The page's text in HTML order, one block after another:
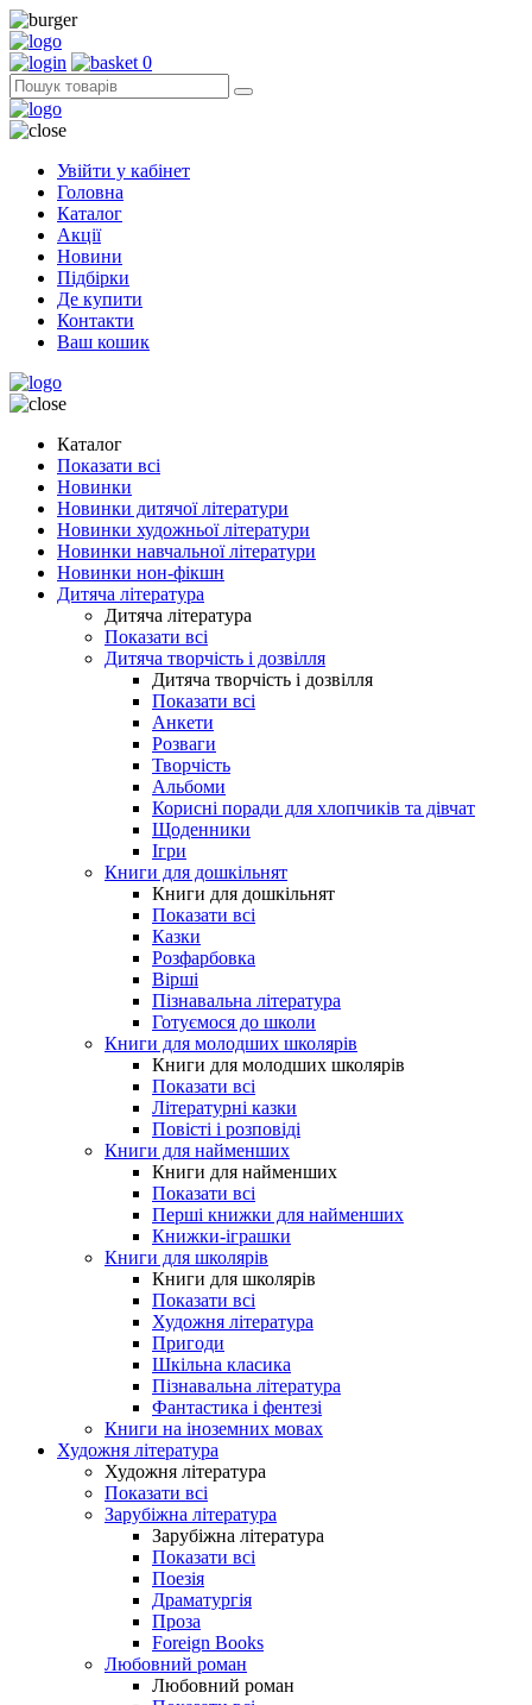
0
Увійти у кабінет
Головна
Каталог
Акції
Новини
Підбірки
Де купити
Контакти
Ваш кошик
Каталог
Показати всі
Новинки
Новинки дитячої літератури
Новинки художньої літератури
Новинки навчальної літератури
Новинки нон-фікшн
Дитяча література
Дитяча література
Показати всі
Дитяча творчість і дозвілля
Дитяча творчість і дозвілля
Показати всі
Анкети
Розваги
Творчість
Альбоми
Корисні поради для хлопчиків та дівчат
Щоденники
Ігри
Книги для дошкільнят
Книги для дошкільнят
Показати всі
Казки
Розфарбовка
Вірші
Пізнавальна література
Готуємося до школи
Книги для молодших школярів
Книги для молодших школярів
Показати всі
Літературні казки
Повісті і розповіді
Книги для найменших
Книги для найменших
Показати всі
Перші книжки для найменших
Книжки-іграшки
Книги для школярів
Книги для школярів
Показати всі
Художня література
Пригоди
Шкільна класика
Пізнавальна література
Фантастика і фентезі
Книги на іноземних мовах
Художня література
Художня література
Показати всі
Зарубіжна література
Зарубіжна література
Показати всі
Поезія
Драматургія
Проза
Foreign Books
Любовний роман
Любовний роман